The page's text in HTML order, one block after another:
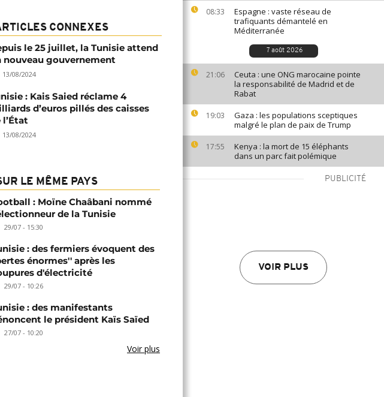
08:33
Espagne : vaste réseau de
trafiquants démantelé en
Méditerranée
7 août 2026
21:06
Ceuta : une ONG marocaine pointe
la responsabilité de Madrid et de
Rabat
19:03
Gaza : les populations sceptiques
malgré le plan de paix de Trump
17:55
Kenya : la mort de 15 éléphants
dans un parc fait polémique
PUBLICITÉ
VOIR PLUS
CONNEXES
le 25 juillet, la Tunisie attend
nouveau gouvernement
13/08/2024
: Kais Saied réclame 4
d’euros pillés des caisses
l’État
13/08/2024
LE MÊME PAYS
: Moïne Chaâbani nommé
de la Tunisie
29/07 - 15:30
: des fermiers évoquent des
énormes'' après les
d'électricité
29/07 - 10:26
: des manifestants
le président Kaïs Saïed
27/07 - 10:20
Voir plus